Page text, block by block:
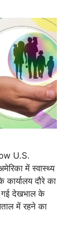
U.S.
में स्वास्थ्य
दौरे का
गई देखभाल के
में रहने का